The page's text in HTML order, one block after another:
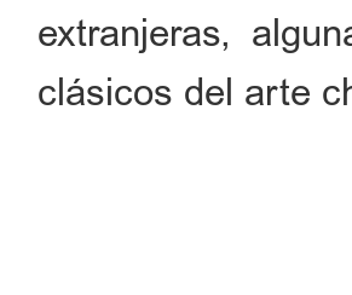
extranjeras,
clásicos del arte